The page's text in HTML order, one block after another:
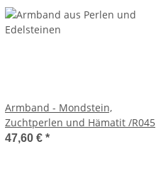
Armband - Mondstein,
Zuchtperlen und Hämatit /R045
47,60 € *